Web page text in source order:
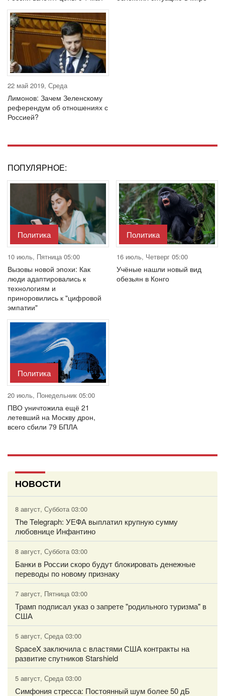
22 май 2019, Среда
Лимонов: Зачем Зеленскому
референдум об отношениях с
Россией?
ПОПУЛЯРНОЕ:
Политика
10 июль, Пятница 05:00
Вызовы новой эпохи: Как
люди адаптировались к
технологиям и
приноровились к "цифровой
эмпатии"
Политика
16 июль, Четверг 05:00
Учёные нашли новый вид
обезьян в Конго
Политика
20 июль, Понедельник 05:00
ПВО уничтожила ещё 21
летевший на Москву дрон,
всего сбили 79 БПЛА
НОВОСТИ
8 август, Суббота 03:00
The Telegraph: УЕФА выплатил крупную сумму
любовнице Инфантино
8 август, Суббота 03:00
Банки в России скоро будут блокировать денежные
переводы по новому признаку
7 август, Пятница 03:00
Трамп подписал указ о запрете "родильного туризма" в
США
5 август, Среда 03:00
SpaceX заключила с властями США контракты на
развитие спутников Starshield
5 август, Среда 03:00
Симфония стресса: Постоянный шум более 50 дБ